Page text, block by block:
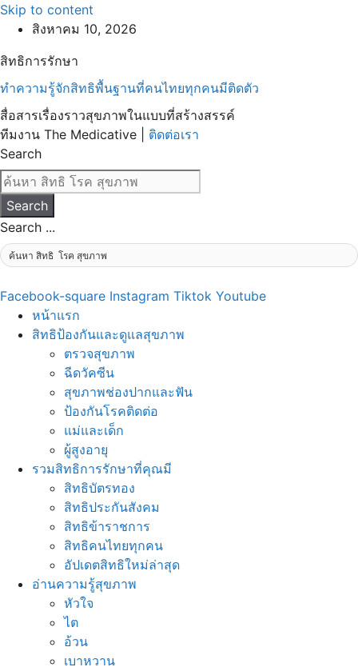
Skip to content
สิงหาคม 10, 2026
สิทธิการรักษา
ทำความรู้จักสิทธิพื้นฐานที่คนไทยทุกคนมีติดตัว
สื่อสารเรื่องราวสุขภาพในแบบที่สร้างสรรค์
ทีมงาน The Medicative | ติดต่อเรา
Search
Search
Search ...
Facebook-square Instagram Tiktok Youtube
หน้าแรก
สิทธิป้องกันและดูแลสุขภาพ
ตรวจสุขภาพ
ฉีดวัคซีน
สุขภาพช่องปากและฟัน
ป้องกันโรคติดต่อ
แม่และเด็ก
ผู้สูงอายุ
รวมสิทธิการรักษาที่คุณมี
สิทธิบัตรทอง
สิทธิประกันสังคม
สิทธิข้าราชการ
สิทธิคนไทยทุกคน
อัปเดตสิทธิใหม่ล่าสุด
อ่านความรู้สุขภาพ
หัวใจ
ไต
อ้วน
เบาหวาน